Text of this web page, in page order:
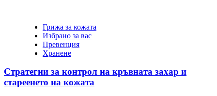
Грижа за кожата
Избрано за вас
Превенция
Хранене
Стратегии за контрол на кръвната захар и
стареенето на кожата